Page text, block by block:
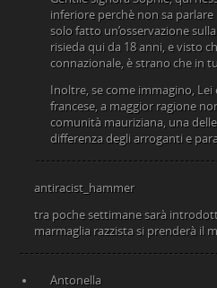
inferiore perchè non sa
solo fatto un’osservazione
risieda qui da 18 anni, e visto
connazionale, è strano che in
Inoltre, se come immagino,
francese, a maggior ragione
comunità mauriziana, una
differenza degli arroganti e
antiracist_hammer
tra poche settimane sarà
marmaglia razzista si prenderà il
Antonella